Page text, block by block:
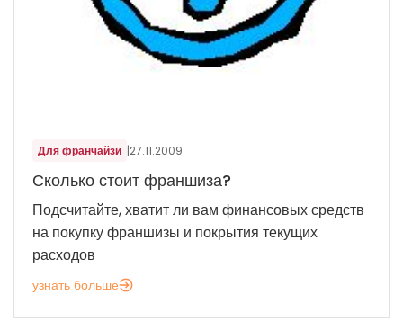
Для франчайзи |27.11.2009
Сколько стоит франшиза?
Подсчитайте, хватит ли вам финансовых средств
на покупку франшизы и покрытия текущих
расходов
узнать больше